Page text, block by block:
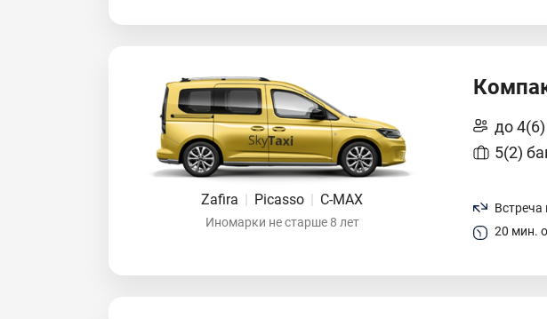
Zafira | Picasso | C-MAX
Иномарки не старше 8 лет
до
5(2)
Встреча
20 мин.